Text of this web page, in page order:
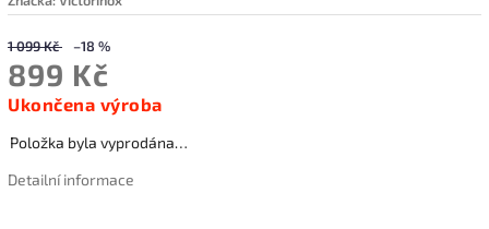
1 099 Kč –18 %
899 Kč
Ukončena výroba
Položka byla vyprodána…
Detailní informace